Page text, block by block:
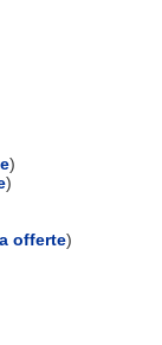
)
)
offerte)